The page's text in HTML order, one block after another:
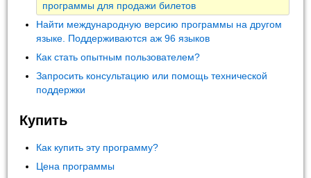
программы для продажи билетов
Найти международную версию программы на другом
языке. Поддерживаются аж 96 языков
Как стать опытным пользователем?
Запросить консультацию или помощь технической
поддержки
Купить
Как купить эту программу?
Цена программы